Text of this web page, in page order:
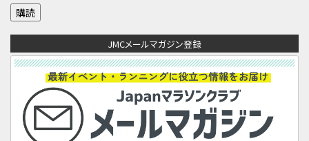
ル
レ
JMCメールマガジン登録